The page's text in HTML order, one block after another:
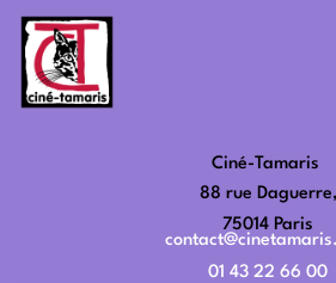
Ciné-Tamaris
88 rue Daguerre,
75014 Paris
01 43 22 66 00